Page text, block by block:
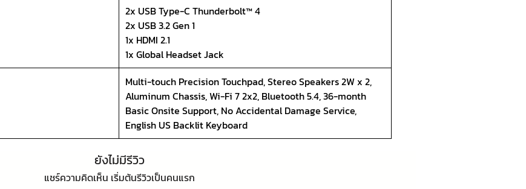
2x USB Type-C Thunderbolt™ 4
2x USB 3.2 Gen 1
1x HDMI 2.1
1x Global Headset Jack
Multi-touch Precision Touchpad, Stereo Speakers 2W x 2,
Aluminum Chassis, Wi-Fi 7 2x2, Bluetooth 5.4, 36-month
Basic Onsite Support, No Accidental Damage Service,
English US Backlit Keyboard
ยังไม่มีรีวิว
แชร์ความคิดเห็น เริ่มต้นรีวิวเป็นคนแรก